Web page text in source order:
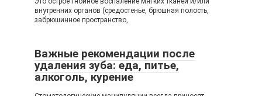
внутренних органов (средостенье, брюшная полость,
забрюшинное пространство,
Важные рекомендации после
удаления зуба: еда, питье,
алкоголь, курение